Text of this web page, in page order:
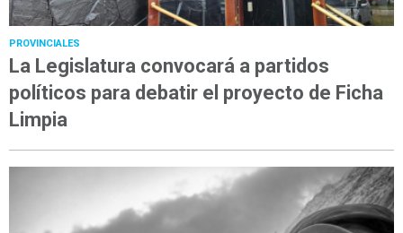
PROVINCIALES
La Legislatura convocará a partidos
políticos para debatir el proyecto de Ficha
Limpia